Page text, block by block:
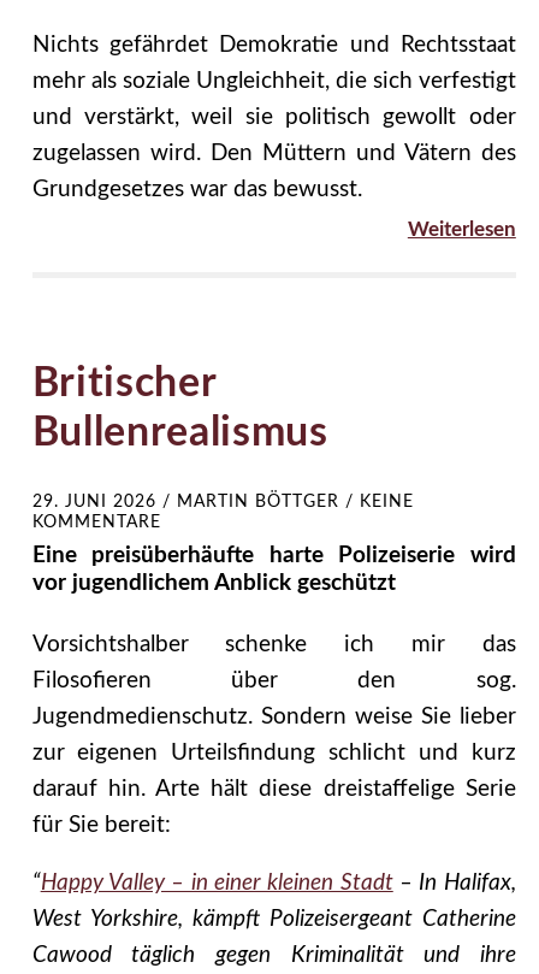
Nichts gefährdet Demokratie und Rechtsstaat
mehr als soziale Ungleichheit, die sich verfestigt
und verstärkt, weil sie politisch gewollt oder
zugelassen wird. Den Müttern und Vätern des
Grundgesetzes war das bewusst.
Weiterlesen
Britischer
Bullenrealismus
29. JUNI 2026 / MARTIN BÖTTGER /
KEINE
KOMMENTARE
Eine preisüberhäufte harte Polizeiserie wird
vor jugendlichem Anblick geschützt
Vorsichtshalber schenke ich mir das
Filosofieren über den sog.
Jugendmedienschutz. Sondern weise Sie lieber
zur eigenen Urteilsfindung schlicht und kurz
darauf hin. Arte hält diese dreistaffelige Serie
für Sie bereit:
“Happy Valley – in einer kleinen Stadt– In Halifax,
West Yorkshire, kämpft Polizeisergeant Catherine
Cawood täglich gegen Kriminalität und ihre